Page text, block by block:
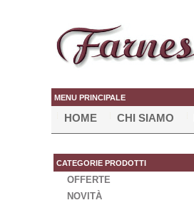
MENU PRINCIPALE
HOME CHI SIAMO
CATEGORIE PRODOTTI
OFFERTE
NOVITÀ